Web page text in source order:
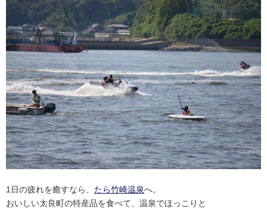
1日の疲れを癒すなら、 たら竹崎温泉へ。
おいしい太良町の特産品を食べて、温泉でほっこりと